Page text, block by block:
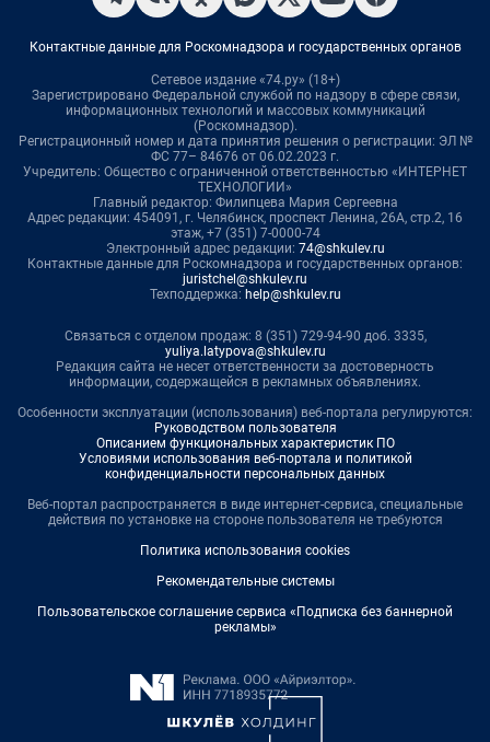
Контактные данные для Роскомнадзора и государственных органов
Сетевое издание «74.ру» (18+)
Зарегистрировано Федеральной службой по надзору в сфере связи,
информационных технологий и массовых коммуникаций
(Роскомнадзор).
Регистрационный номер и дата принятия решения о регистрации: ЭЛ №
ФС 77– 84676 от 06.02.2023 г.
Учредитель: Общество с ограниченной ответственностью «ИНТЕРНЕТ
ТЕХНОЛОГИИ»
Главный редактор: Филипцева Мария Сергеевна
Адрес редакции: 454091, г. Челябинск, проспект Ленина, 26А, стр.2, 16
этаж, +7 (351) 7-0000-74
Электронный адрес редакции: 74@shkulev.ru
Контактные данные для Роскомнадзора и государственных органов:
juristchel@shkulev.ru
Техподдержка: help@shkulev.ru
Связаться с отделом продаж: 8 (351) 729-94-90 доб. 3335,
yuliya.latypova@shkulev.ru
Редакция сайта не несет ответственности за достоверность
информации, содержащейся в рекламных объявлениях.
Особенности эксплуатации (использования) веб-портала регулируются:
Руководством пользователя
Описанием функциональных характеристик ПО
Условиями использования веб-портала и политикой
конфиденциальности персональных данных
Веб-портал распространяется в виде интернет-сервиса, специальные
действия по установке на стороне пользователя не требуются
Политика использования cookies
Рекомендательные системы
Пользовательское соглашение сервиса «Подписка без баннерной
рекламы»